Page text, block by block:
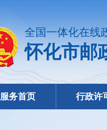
全国一体化在线
怀化市邮
服务首页 行政许